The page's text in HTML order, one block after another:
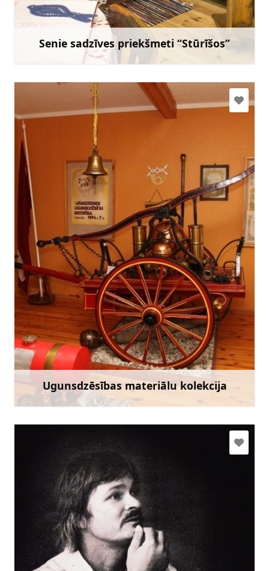
Senie sadzīves priekšmeti “Stūrīšos”
Uzzināt vairāk
Ugunsdzēsības materiālu kolekcija
vandzene.parvalde@talsi.lv
+371 63225473
Doties
Uzzināt vairāk